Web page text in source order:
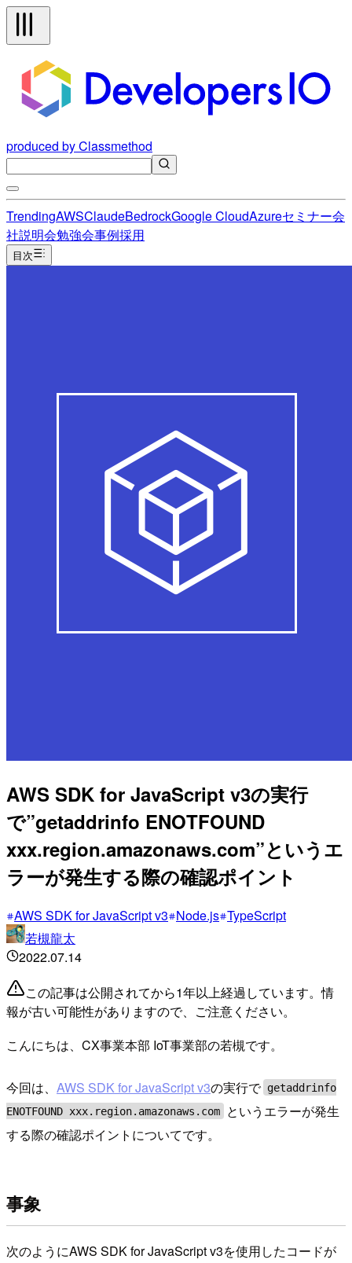
produced by Classmethod
TrendingAWSClaudeBedrockGoogle CloudAzureセミナー会
社説明会勉強会事例採用
目次
AWS SDK for JavaScript v3の実行
で”getaddrinfo ENOTFOUND
xxx.region.amazonaws.com”というエ
ラーが発生する際の確認ポイント
AWS SDK for JavaScript v3 Node.js TypeScript
若槻龍太
2022.07.14
この記事は公開されてから1年以上経過しています。情
報が古い可能性がありますので、ご注意ください。
こんにちは、CX事業本部 IoT事業部の若槻です。
今回は、 AWS SDK for JavaScript v3の実行で getaddrinfo
ENOTFOUND xxx.region.amazonaws.com
というエラーが発生
する際の確認ポイントについてです。
事象
次のようにAWS SDK for JavaScript v3を使用したコードが